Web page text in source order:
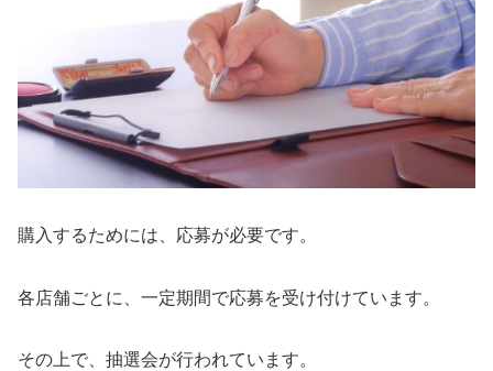
購入するためには、応募が必要です。
各店舗ごとに、一定期間で応募を受け付けています。
その上で、抽選会が行われています。